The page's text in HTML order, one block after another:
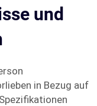
und
in Bezug auf